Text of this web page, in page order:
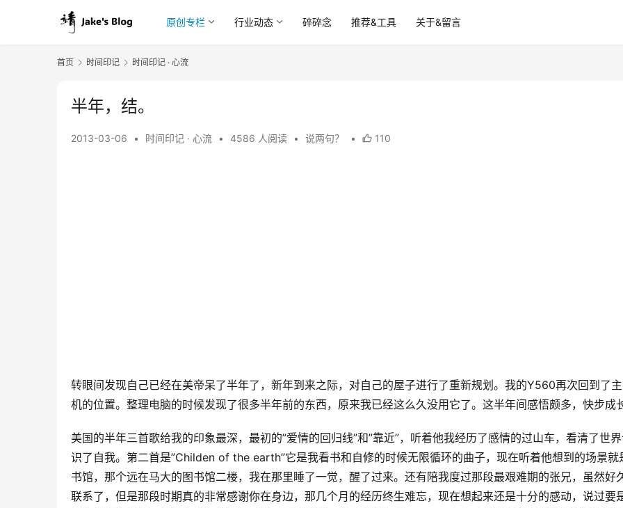
原创专栏 行业动态 碎碎念 推荐&工具 关于&留言
首页 时间印记 时间印记 · 心流
半年，结。
2013-03-06 • 时间印记 · 心流 • 4586 人阅读 • 说两句？ • 110
转眼间发现自己已经在美帝呆了半年了，新年到来之际，对自己的屋子进行了重新规划。我的Y560再次回到了
机的位置。整理电脑的时候发现了很多半年前的东西，原来我已经这么久没用它了。这半年间感悟颇多，快步成
美国的半年三首歌给我的印象最深，最初的”爱情的回归线”和”靠近”，听着他我经历了感情的过山车，看清了世
识了自我。第二首是”Childen of the earth”它是我看书和自修的时候无限循环的曲子，现在听着他想到的场景就
书馆，那个远在马大的图书馆二楼，我在那里睡了一觉，醒了过来。还有陪我度过那段最艰难期的张兄，虽然好
联系了，但是那段时期真的非常感谢你在身边，那几个月的经历终生难忘，现在想起来还是十分的感动，说过要